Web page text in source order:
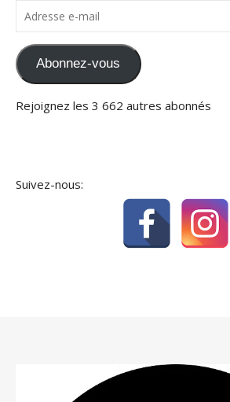
Adresse e-mail
Abonnez-vous
Rejoignez les 3 662 autres abonnés
Suivez-nous: